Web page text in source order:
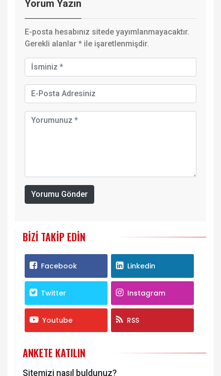
Yorum Yazın
E-posta hesabınız sitede yayımlanmayacaktır.
Gerekli alanlar * ile işaretlenmişdir.
Yorumu Gönder
BIZI TAKIP EDIN
Facebook Linkedin
Twitter Instagram
Youtube RSS
ANKETE KATILIN
Sitemizi nasıl buldunuz?